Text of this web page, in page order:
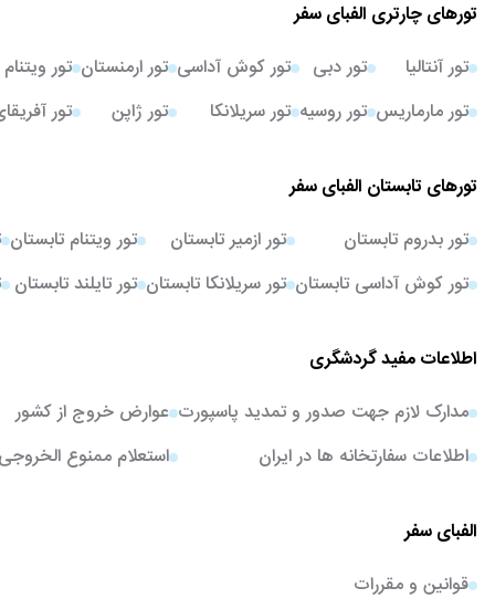
تورهای چارتری الفبای سفر
تور آنتالیا
تور مارماریس
تور دبی
تور روسیه
تور کوش آداسی
تور سریلانکا
تور ارمنستان
تور ژاپن
تور ویتنام
تور
تورهای تابستان الفبای سفر
تور بدروم تابستان
تور کوش آداسی تابستان
تور ازمیر تابستان
تور سریلانکا تابستان
تور ویتنام تابستان
تور تایلند تابستان
اطلاعات مفید گردشگری
مدارک لازم جهت صدور و تمدید پاسپورت
اطلاعات سفارتخانه ها در ایران
عوارض خروج از کشور
استعلام ممنوع
الفبای سفر
قوانین و مقررات